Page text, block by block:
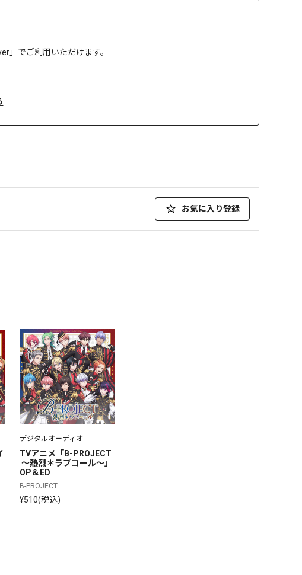
」でご利用いただけます。
お気に入り登録
デジタルオーディオ
TVアニメ「B-PROJECT
～熱烈＊ラブコール～」
OP＆ED
B-PROJECT
¥510(税込)